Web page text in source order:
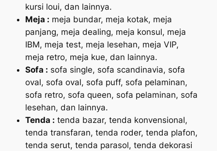
kursi loui, dan lainnya.
Meja : meja bundar, meja kotak, meja
panjang, meja dealing, meja konsul, meja
IBM, meja test, meja lesehan, meja VIP,
meja retro, meja kue, dan lainnya.
Sofa : sofa single, sofa scandinavia, sofa
oval, sofa oval, sofa puff, sofa pelaminan,
sofa retro, sofa queen, sofa pelaminan, sofa
lesehan, dan lainnya.
Tenda : tenda bazar, tenda konvensional,
tenda transfaran, tenda roder, tenda plafon,
tenda serut, tenda parasol, tenda dekorasi